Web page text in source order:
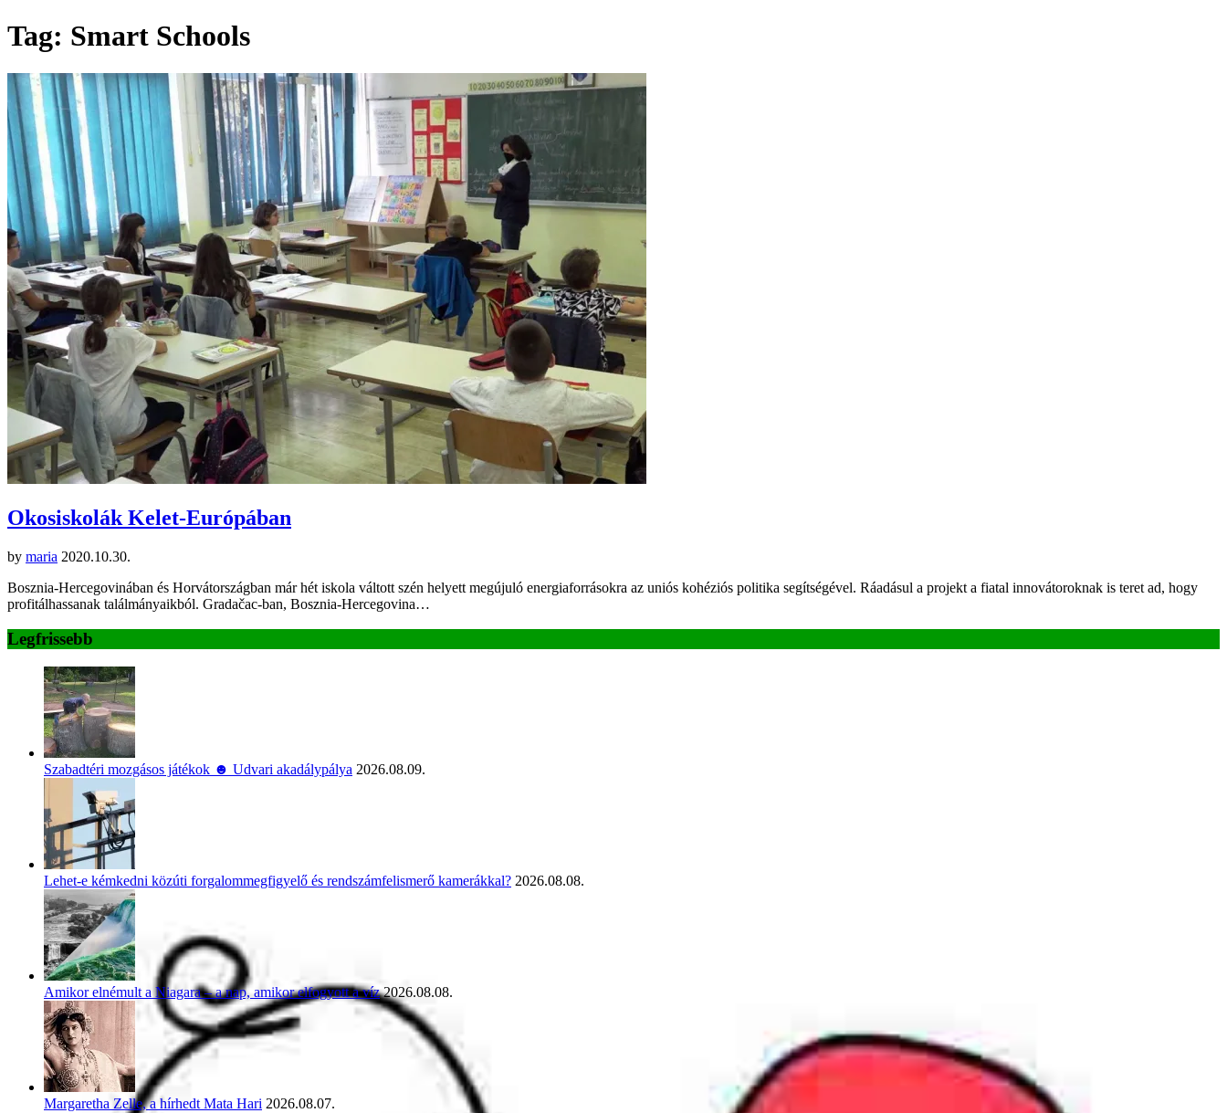
Tag: Smart Schools
Okosiskolák Kelet-Európában
by maria 2020.10.30.
Bosznia-Hercegovinában és Horvátországban már hét iskola váltott szén helyett megújuló energiaforrásokra az uniós kohéziós politika segítségével. Ráadásul a projekt a fiatal innovátoroknak is teret ad, hogy
profitálhassanak találmányaikból. Gradačac-ban, Bosznia-Hercegovina…
Legfrissebb
Szabadtéri mozgásos játékok ☻ Udvari akadálypálya 2026.08.09.
Lehet-e kémkedni közúti forgalommegfigyelő és rendszámfelismerő kamerákkal? 2026.08.08.
Amikor elnémult a Niagara – a nap, amikor elfogyott a víz 2026.08.08.
Margaretha Zelle, a hírhedt Mata Hari 2026.08.07.